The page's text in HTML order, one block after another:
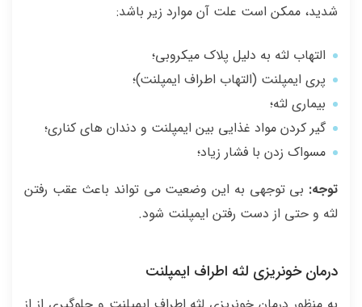
شدید، ممکن است علت آن موارد زیر باشد:
التهاب لثه به دلیل پلاک میکروبی؛
پری ایمپلنت (التهاب اطراف ایمپلنت)؛
بیماری لثه؛
گیر کردن مواد غذایی بین ایمپلنت و دندان های کناری؛
مسواک زدن با فشار زیاد؛
توجه: بی توجهی به این وضعیت می تواند باعث عقب رفتن
لثه و حتی از دست رفتن ایمپلنت شود.
درمان خونریزی لثه اطراف ایمپلنت